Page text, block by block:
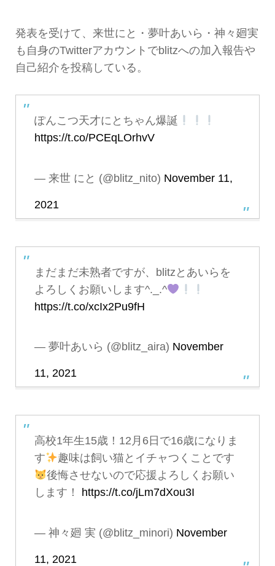
発表を受けて、来世にと・夢叶あいら・神々廻実
も自身のTwitterアカウントでblitzへの加入報告や
自己紹介を投稿している。
ぽんこつ天才にとちゃん爆誕
https://t.co/PCEqLOrhvV
— 来世 にと (@blitz_nito) November 11,
2021
まだまだ未熟者ですが、blitzとあいらを
よろしくお願いします^._.^
https://t.co/xcIx2Pu9fH
— 夢叶あいら (@blitz_aira) November
11, 2021
高校1年生15歳！12月6日で16歳になりま
す
趣味は飼い猫とイチャつくことです
後悔させないので応援よろしくお願い
します！
https://t.co/jLm7dXou3I
— 神々廻 実 (@blitz_minori) November
11, 2021